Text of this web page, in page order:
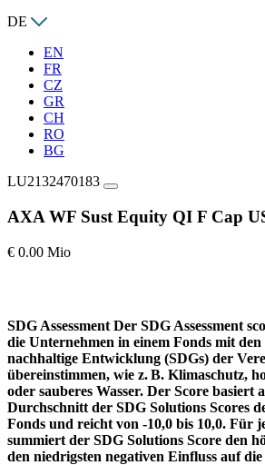
DE
EN
FR
CZ
GR
CH
RO
BG
LU2132470183
AXA WF Sust Equity QI F Cap
€ 0.00 Mio
SDG Assessment Der SDG Assessment
die Unternehmen in einem Fonds mit
nachhaltige Entwicklung (SDGs) der
übereinstimmen, wie z. B. Klimaschutz,
oder sauberes Wasser. Der Score basiert
Durchschnitt der SDG Solutions Scores
Fonds und reicht von -10,0 bis 10,0. Für
summiert der SDG Solutions Score den
den niedrigsten negativen Einfluss auf